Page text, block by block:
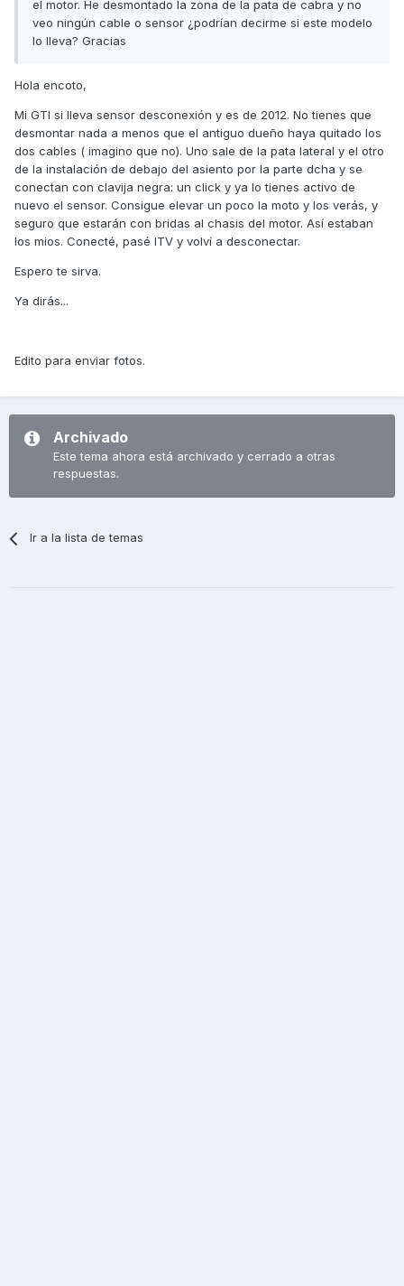
el motor. He desmontado la zona de la pata de cabra y no
veo ningún cable o sensor ¿podrían decirme si este modelo
lo lleva? Gracias
Hola encoto,
Mi GTI si lleva sensor desconexión y es de 2012. No tienes que
desmontar nada a menos que el antiguo dueño haya quitado los
dos cables ( imagino que no). Uno sale de la pata lateral y el otro
de la instalación de debajo del asiento por la parte dcha y se
conectan con clavija negra: un click y ya lo tienes activo de
nuevo el sensor. Consigue elevar un poco la moto y los verás, y
seguro que estarán con bridas al chasis del motor. Así estaban
los mios. Conecté, pasé ITV y volví a desconectar.
Espero te sirva.
Ya dirás...
Edito para enviar fotos.
Archivado
Este tema ahora está archivado y cerrado a otras
respuestas.
Ir a la lista de temas